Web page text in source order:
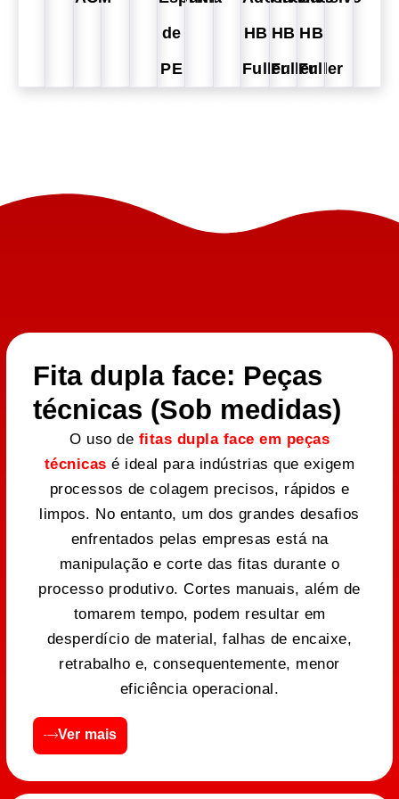
de
PE
HB
Fuller
HB
Fuller
HB
Fuller
Fita dupla face: Peças
técnicas (Sob medidas)
O uso de fitas dupla face em peças
técnicas é ideal para indústrias que exigem
processos de colagem precisos, rápidos e
limpos. No entanto, um dos grandes desafios
enfrentados pelas empresas está na
manipulação e corte das fitas durante o
processo produtivo. Cortes manuais, além de
tomarem tempo, podem resultar em
desperdício de material, falhas de encaixe,
retrabalho e, consequentemente, menor
eficiência operacional.
Ver mais